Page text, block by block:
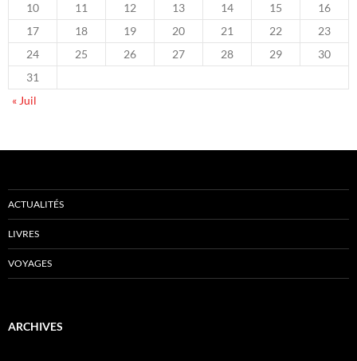
10 11 12 13 14 15
16
17
18 19 20 21 22
23
24
25 26 27 28 29
30
31
« Juil
ACTUALITÉS
LIVRES
VOYAGES
ARCHIVES